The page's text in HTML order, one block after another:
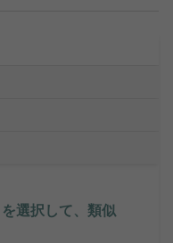
選択して、類似